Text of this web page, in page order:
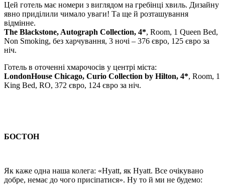
Цей готель має номери з виглядом на гребінці хвиль. Дизайну
явно приділили чимало уваги! Та ще й розташування
відмінне.
The Blackstone, Autograph Collection, 4*, Room, 1 Queen Bed,
Non Smoking, без харчування, 3 ночі – 376 євро, 125 євро за
ніч.
Готель в оточенні хмарочосів у центрі міста:
LondonHouse Chicago, Curio Collection by Hilton, 4*, Room, 1
King Bed, RO, 372 євро, 124 євро за ніч.
БОСТОН
Як каже одна наша колега: «Hyatt, як Hyatt. Все очікувано
добре, немає до чого присіпатися». Ну то й ми не будемо: